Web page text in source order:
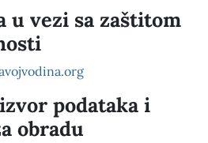
u vezi sa zaštitom
podataka i
obradu